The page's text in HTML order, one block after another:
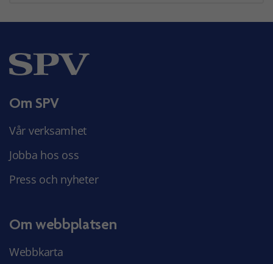
Om SPV
Vår verksamhet
Jobba hos oss
Press och nyheter
Om webbplatsen
Webbkarta